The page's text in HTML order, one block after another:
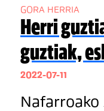
GORA HERRIA
Herri
guztiak,
2022-07-11